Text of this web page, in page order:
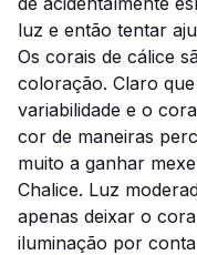
luz e então tentar
Os corais de cálice
coloração. Claro
variabilidade e o
cor de maneiras
muito a ganhar
Chalice. Luz
apenas deixar o
iluminação por